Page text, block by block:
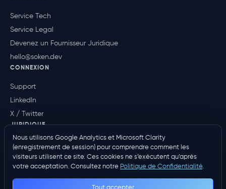
Service Tech
Service Legal
Devenez un Fournisseur Juridique
hello@soken.dev
CONNEXION
Support
LinkedIn
X / Twitter
JURIDIQUE
Politique de confidentialité
Conditions
Nous utilisons Google Analytics et Microsoft Clarity
(enregistrement de session) pour comprendre comment les
visiteurs utilisent ce site. Ces cookies ne s’exécutent qu’après
votre acceptation. Consultez notre Politique de Confidentialité.